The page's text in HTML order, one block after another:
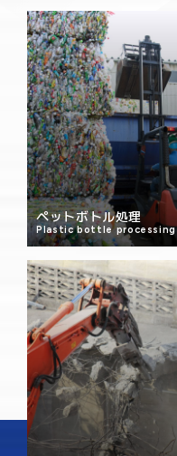
ペットボトル処理
Plastic bottle processing